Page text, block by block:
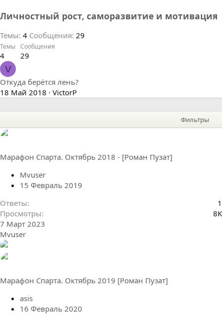
Личностный рост, саморазвитие и мотивация
Темы 4 Сообщения 29
Темы
4
Сообщения
29
V
Откуда берётся лень?
18 Май 2018
VictorP
Фильтры
Марафон Спарта. Октябрь 2018 - [Роман Пузат]
Mvuser
15 Февраль 2019
Ответы
1
Просмотры
8K
7 Март 2023
Mvuser
Марафон Спарта. Октябрь 2019 [Роман Пузат]
asis
16 Февраль 2020